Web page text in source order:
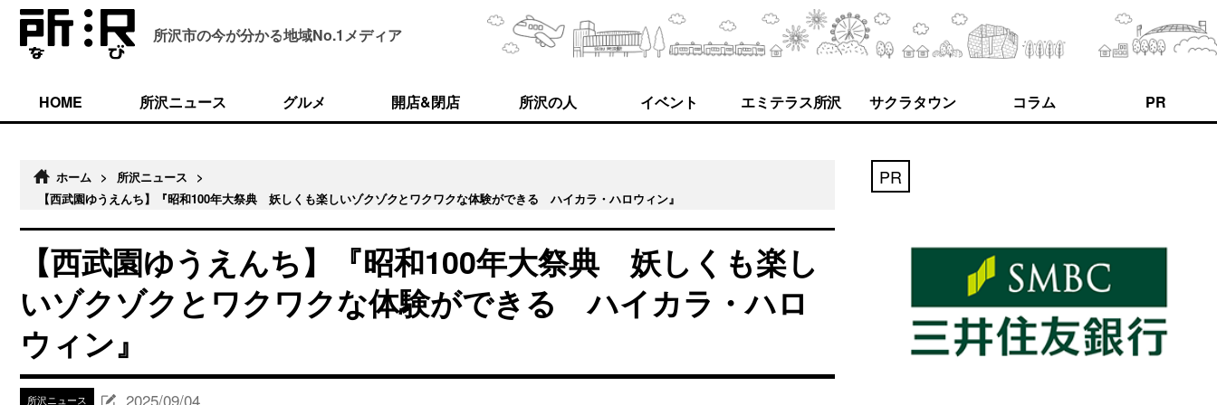
所沢市の今が分かる地域No.1メディア
HOME 所沢ニュース グルメ 開店&閉店 所沢の人 イベント エミテラス所沢 サクラタウン コラム PR
ホーム > 所沢ニュース
>
【西武園ゆうえんち】『昭和100年大祭典 妖しくも楽しいゾクゾクとワクワクな体験ができる ハイカラ・ハロウィン』
【西武園ゆうえんち】『昭和100年大祭典 妖しくも楽し
いゾクゾクとワクワクな体験ができる ハイカラ・ハロ
ウィン』
所沢ニュース 2025/09/04
PR